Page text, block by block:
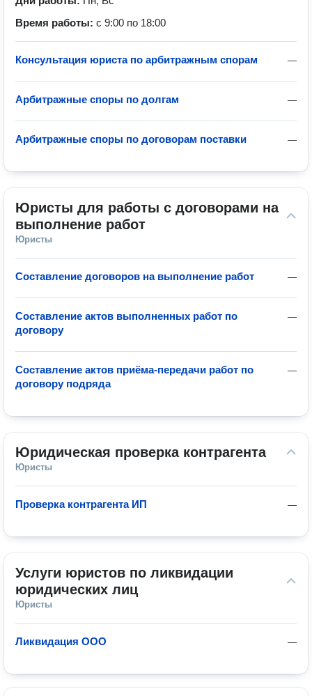
Время работы: с 9:00 по 18:00
—
Консультация юриста по арбитражным спорам
—
Арбитражные споры по долгам
—
Арбитражные споры по договорам поставки
Юристы для работы с договорами на
выполнение работ
Юристы
—
Составление договоров на выполнение работ
—
Составление актов выполненных работ по
договору
—
Составление актов приёма-передачи работ по
договору подряда
Юридическая проверка контрагента
Юристы
—
Проверка контрагента ИП
Услуги юристов по ликвидации
юридических лиц
Юристы
—
Ликвидация ООО